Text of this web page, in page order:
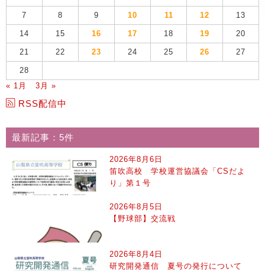
7 8 9 10 11 12 13
14 15 16 17 18 19 20
21 22 23 24 25 26 27
28
« 1月
3月 »
RSS配信中
最新記事：5件
2026年8月6日
笛吹高校 学校運営協議会「CSだよ
り」第１号
2026年8月5日
【野球部】交流戦
2026年8月4日
研究開発通信 夏号の発行について